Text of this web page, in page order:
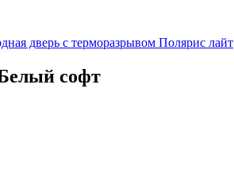
дверь с терморазрывом Полярис лайт
софт